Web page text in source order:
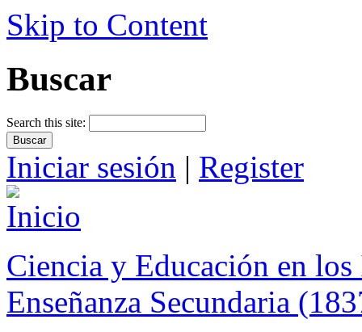
Skip to Content
Buscar
Search this site:
Iniciar sesión | Register
Ciencia y Educación en
Enseñanza Secundaria